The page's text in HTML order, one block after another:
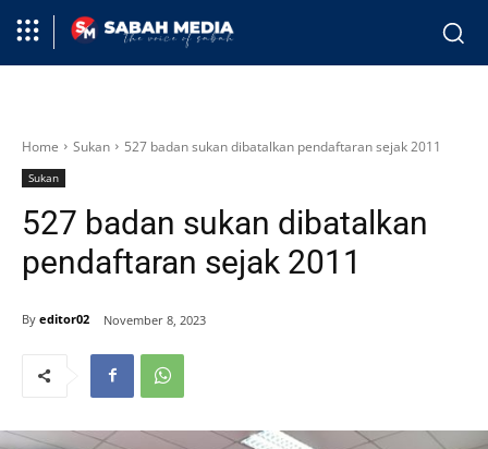
Home Sukan 527 badan sukan dibatalkan pendaftaran sejak 2011
Sukan
527 badan sukan dibatalkan
pendaftaran sejak 2011
By editor02 November 8, 2023